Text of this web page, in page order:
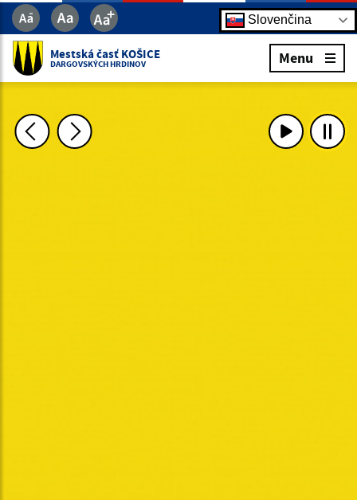
Slovenčina
Mestská časť KOŠICE
DARGOVSKÝCH HRDINOV Menu